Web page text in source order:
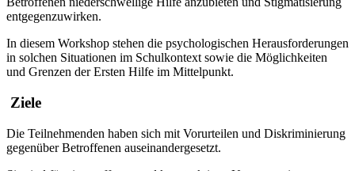
entgegenzuwirken.
In diesem Workshop stehen die psychologischen Herausforderungen
in solchen Situationen im Schulkontext sowie die Möglichkeiten
und Grenzen der Ersten Hilfe im Mittelpunkt.
Ziele
Die Teilnehmenden haben sich mit Vorurteilen und Diskriminierung
gegenüber Betroffenen auseinandergesetzt.